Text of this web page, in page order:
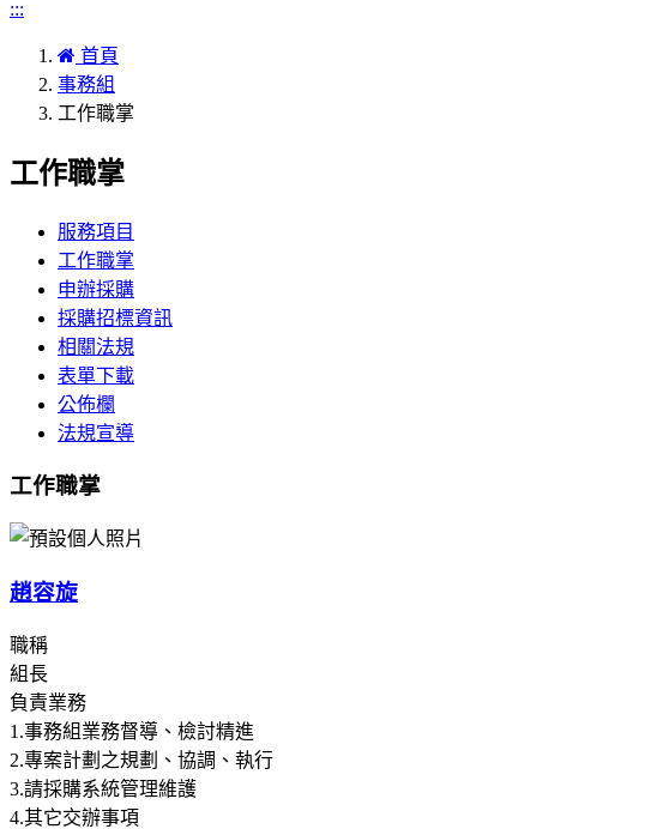
:::
首頁
事務組
工作職掌
工作職掌
服務項目
工作職掌
申辦採購
採購招標資訊
相關法規
表單下載
公佈欄
法規宣導
工作職掌
趙容旋
職稱
組長
負責業務
1.事務組業務督導、檢討精進
2.專案計劃之規劃、協調、執行
3.請採購系統管理維護
4.其它交辦事項